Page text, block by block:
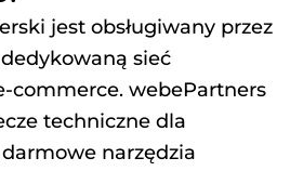
jest obsługiwany przez
sieć
commerce. webePartners
techniczne dla
narzędzia